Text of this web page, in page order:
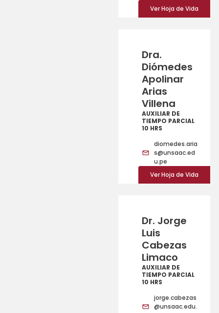
Ver Hoja de Vida
Dra.
Diómedes
Apolinar
Arias
Villena
AUXILIAR DE
TIEMPO PARCIAL
10 HRS
diomedes.aria
s@unsaac.ed
u.pe
Ver Hoja de Vida
Dr. Jorge
Luis
Cabezas
Limaco
AUXILIAR DE
TIEMPO PARCIAL
10 HRS
jorge.cabezas
@unsaac.edu.